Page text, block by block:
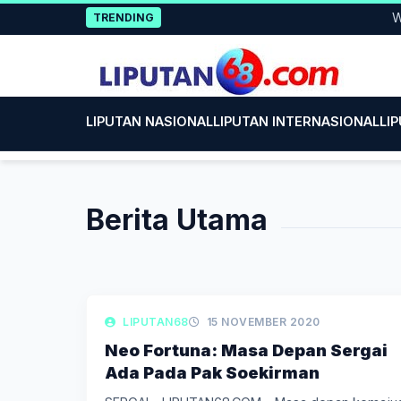
to
TRENDING
LIPUTAN NASIONALLIPUTAN INTERNASIONAL
Berita Utama
LIPUTAN POLITIK
LIPUTAN68 15 NOVEMBER 2020
Neo Fortuna: Masa Depan Sergai
Ada Pada Pak Soekirman